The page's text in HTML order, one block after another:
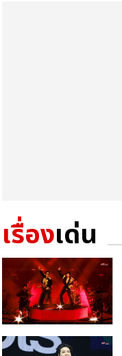
เรื่องเด่น